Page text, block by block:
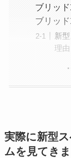
ブリッ
ブリッ
新
理由
実際に新型
ムを見てきま